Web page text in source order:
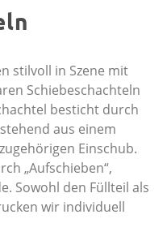
stilvoll in Szene mit
Schiebeschachteln
besticht durch
aus einem
Einschub.
„Aufschieben“,
Sowohl den Füllteil als
wir individuell